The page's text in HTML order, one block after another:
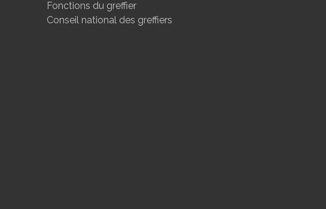
Fonctions du greffier
Conseil national des greffiers